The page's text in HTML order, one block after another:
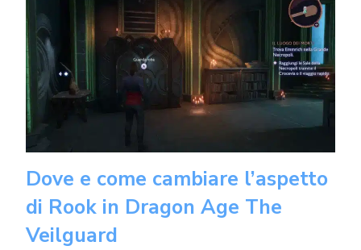
Dove e come cambiare l’aspetto
di Rook in Dragon Age The
Veilguard